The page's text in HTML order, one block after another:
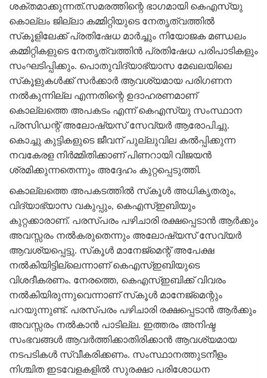
ശക്തമാക്കുന്നത്.സമരത്തിന്റെ ഭാഗമായി കെഎസ്‌യു
കൊല്ലം ജില്ലാ കമ്മിറ്റിയുടെ നേതൃത്വത്തില്‍
സ്‌കൂളിലേക്ക് പ്രതിഷേധ മാര്‍ച്ചും നിയോജക മണ്ഡലം
കമ്മിറ്റികളുടെ നേതൃത്വത്തിന്‍ പ്രതിഷേധ പരിപാടികളും
സംഘടിപ്പിക്കും. പൊതുവിദ്യാഭ്യാസ മേഖലയിലെ
സ്‌കൂളുകള്‍ക്ക് സര്‍ക്കാര്‍ ആവശ്യമായ പരിഗണന
നല്‍കുന്നില്ല എന്നതിന്റെ ഉദാഹരണമാണ്
കൊല്ലത്തെ അപകടം എന്ന് കെഎസ്‌യു സംസ്ഥാന
പ്രസിഡന്റ് അലോഷ്യസ് സേവ്യര്‍ ആരോപിച്ചു.
കൊച്ചു കുട്ടികളുടെ ജീവന് പുല്ലുവില കല്‍പ്പിക്കുന്ന
നവകേരള നിര്‍മ്മിതിക്കാണ് പിണറായി വിജയന്‍
ശ്രമിക്കുന്നതെന്നും അദ്ദേഹം കുറ്റപ്പെടുത്തി.
കൊല്ലത്തെ അപകടത്തില്‍ സ്‌കൂള്‍ അധികൃതരും,
വിദ്യാഭ്യാസ വകുപ്പും, കെഎസ്ഇബിയും
കുറ്റക്കാരാണ്. പരസ്പരം പഴിചാരി രക്ഷപ്പെടാന്‍ ആര്‍ക്കും
അവസ്സരം നല്‍കരുതെന്നും അലോഷ്യസ് സേവ്യര്‍
ആവശ്യപ്പെട്ടു. സ്‌കൂള്‍ മാനേജ്‌മെന്റ് അപേക്ഷ
നല്‍കിയിട്ടില്ലെന്നാണ് കെഎസ്ഇബിയുടെ
വിശദീകരണം. നേരത്തെ, കെഎസ്ഇബിക്ക് വിവരം
നല്‍കിയിരുന്നുവെന്നാണ് സ്‌കൂള്‍ മാനേജ്‌മെന്റും
പറയുന്നുണ്ട്. പരസ്പരം പഴിചാരി രക്ഷപ്പെടാന്‍ ആര്‍ക്കും
അവസ്സരം നല്‍കാന്‍ പാടില്ല. ഇത്തരം അനിഷ്ട
സംഭവങ്ങള്‍ ആവര്‍ത്തിക്കാതിരിക്കാന്‍ ആവശ്യമായ
നടപടികള്‍ സ്വീകരിക്കണം. സംസ്ഥാനത്തുടനീളം
നിശ്ചിത ഇടവേളകളില്‍ സുരക്ഷാ പരിശോധന